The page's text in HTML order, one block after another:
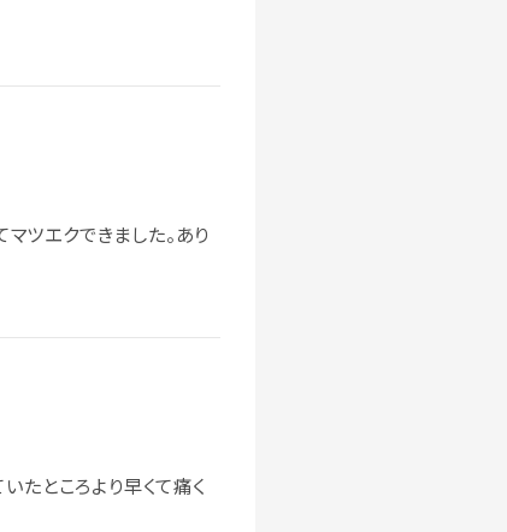
ツエクできました。あり
たところより早くて痛く